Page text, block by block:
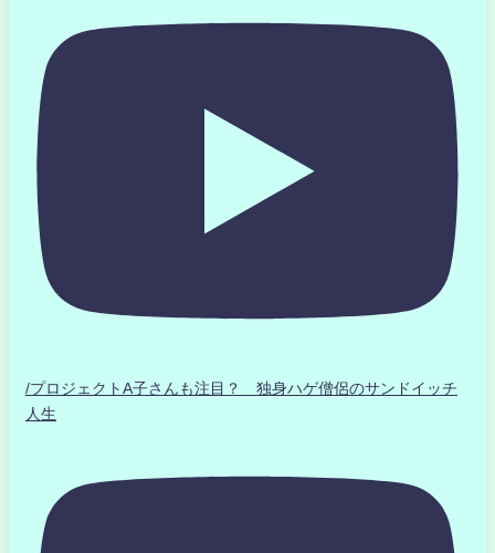
/プロジェクトA子さんも注目？ 独身ハゲ僧侶のサンドイッチ
人生